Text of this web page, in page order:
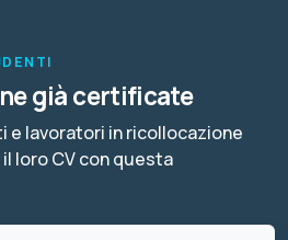
già certificate
lavoratori in ricollocazione
loro CV con questa